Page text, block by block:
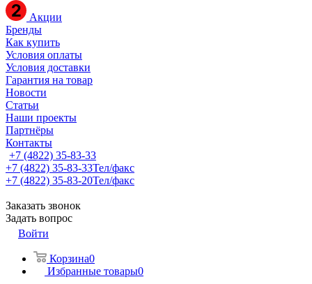
Акции
Бренды
Как купить
Условия оплаты
Условия доставки
Гарантия на товар
Новости
Статьи
Наши проекты
Партнёры
Контакты
+7 (4822) 35-83-33
+7 (4822) 35-83-33Тел/факс
+7 (4822) 35-83-20Тел/факс
Заказать звонок
Задать вопрос
Войти
Корзина0
Избранные товары0